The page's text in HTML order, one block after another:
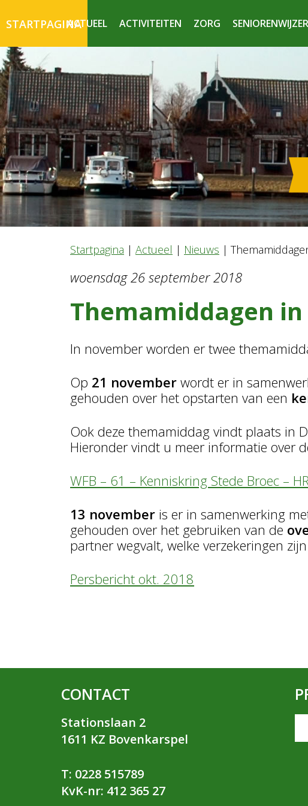
STARTPAGINAACTUEEL ACTIVITEITEN ZORG SENIORENWIJZER
Startpagina | Actueel | Nieuws |
woensdag 26 september 2018
Themamiddagen
In november worden er twee
Op 21 november wordt er in
gehouden over het opstarten van een
Ook deze themamiddag vindt plaats in
Hieronder vindt u meer informatie over
WFB – 61 – Kenniskring Stede Broec –
13 november is er in samenwerking
gehouden over het gebruiken van de
partner wegvalt, welke verzekeringen
Persbericht okt. 2018
CONTACT
Stationslaan 2
1611 KZ Bovenkarspel
T: 0228 515789
KvK-nr: 412 365 27